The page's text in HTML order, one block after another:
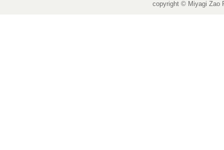
copyright © Miyagi Zao